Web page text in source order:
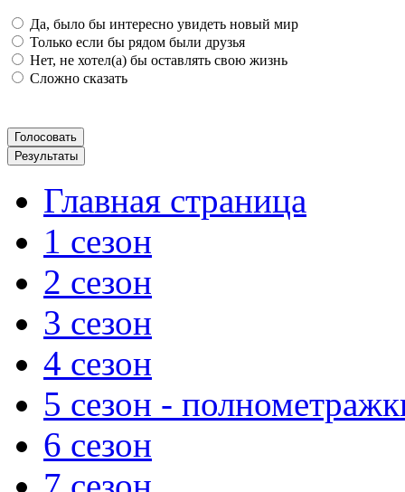
Да, было бы интересно увидеть новый мир
Только если бы рядом были друзья
Нет, не хотел(а) бы оставлять свою жизнь
Сложно сказать
Главная страница
1 сезон
2 сезон
3 сезон
4 сезон
5 сезон -
6 сезон